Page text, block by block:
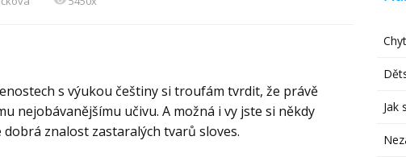
s výukou češtiny si troufám tvrdit, že právě
nejobávanějšímu učivu. A možná i vy jste si někdy
znalost zastaralých tvarů sloves.
Jak